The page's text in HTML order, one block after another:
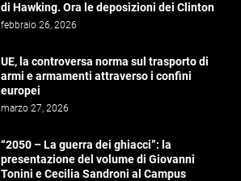
di Hawking. Ora le deposizioni dei Clinton
febbraio 26, 2026
UE, la controversa norma sul trasporto di
armi e armamenti attraverso i confini
europei
marzo 27, 2026
“2050 – La guerra dei ghiacci”: la
presentazione del volume di Giovanni
Tonini e Cecilia Sandroni al Campus